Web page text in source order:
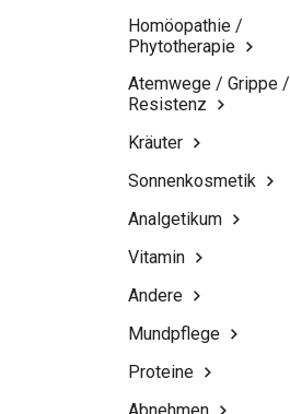
Homöopathie /
Phytotherapie
Atemwege / Grippe /
Resistenz
Kräuter
Sonnenkosmetik
Analgetikum
Vitamin
Andere
Mundpflege
Proteine